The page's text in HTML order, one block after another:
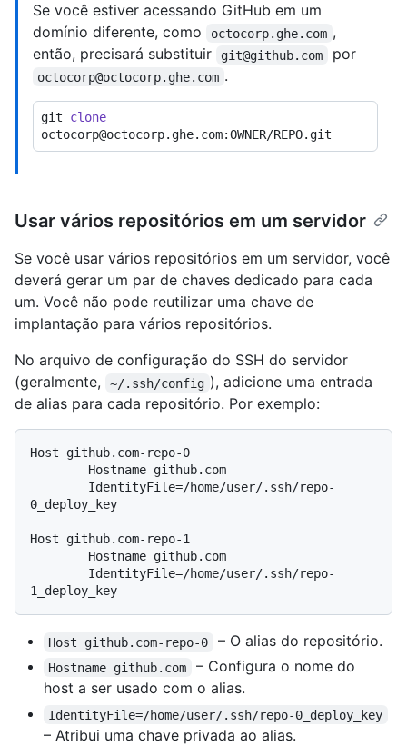
Se você estiver acessando GitHub em um
domínio diferente, como
octocorp.ghe.com ,
então, precisará substituir
git@github.com por
octocorp@octocorp.ghe.com .
git clone
Usar vários repositórios em um servidor
Se você usar vários repositórios em um servidor, você
deverá gerar um par de chaves dedicado para cada
um. Você não pode reutilizar uma chave de
implantação para vários repositórios.
No arquivo de configuração do SSH do servidor
(geralmente,
~/.ssh/config ), adicione uma entrada
de alias para cada repositório. Por exemplo:
Host github.com-repo-0
0_deploy_key
Host github.com-repo-1
Host github.com-repo-0 – O alias do repositório.
Hostname github.com
– Configura o nome do
host a ser usado com o alias.
IdentityFile=/home/user/.ssh/repo-0_deploy_key
– Atribui uma chave privada ao alias.